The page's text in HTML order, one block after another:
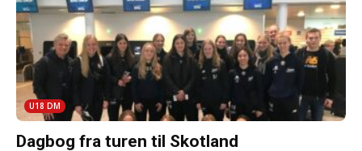
U18 DM
Dagbog fra turen til Skotland